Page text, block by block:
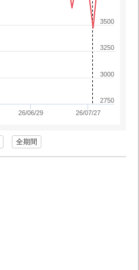
26/06/29 26/07/27
2750
3000
3250
3500
全期間